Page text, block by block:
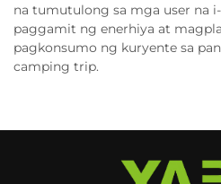
na tumutulong sa mga user na
paggamit ng enerhiya at
pagkonsumo ng kuryente sa
camping trip.